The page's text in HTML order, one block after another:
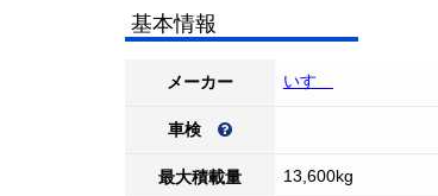
基本情報
メーカー いすゞ
車検
最大積載量 13,600kg